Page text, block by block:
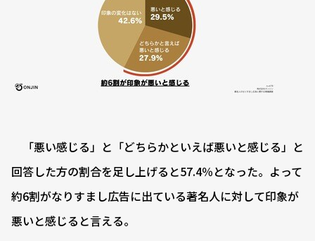
「悪い感じる」と「どちらかといえば悪いと感じる」と
回答した方の割合を足し上げると57.4％となった。よって
約6割がなりすまし広告に出ている著名人に対して印象が
悪いと感じると言える。